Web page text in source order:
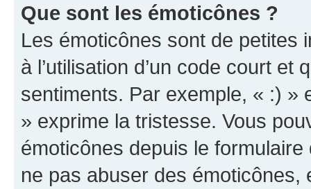
Que sont les émoticônes ?
Les émoticônes sont de petites
à l’utilisation d’un code court et
sentiments. Par exemple, « :) »
» exprime la tristesse. Vous
émoticônes depuis le
ne pas abuser des